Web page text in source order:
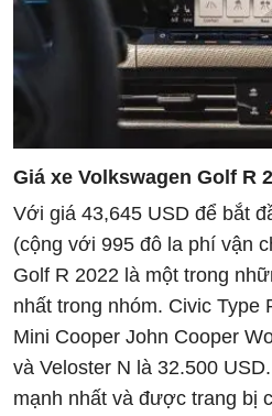
Giá xe Volkswagen Golf R
Với giá 43,645 USD để bắt
(cộng với 995 đô la phí vận
Golf R 2022 là một trong
nhất trong nhóm. Civic Type
Mini Cooper John Cooper
và Veloster N là 32.500
mạnh nhất và được trang bị